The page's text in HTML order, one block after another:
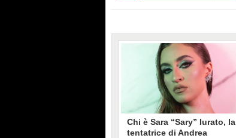
Chi è Sara “Sary” Iurato, la
tentatrice di Andrea